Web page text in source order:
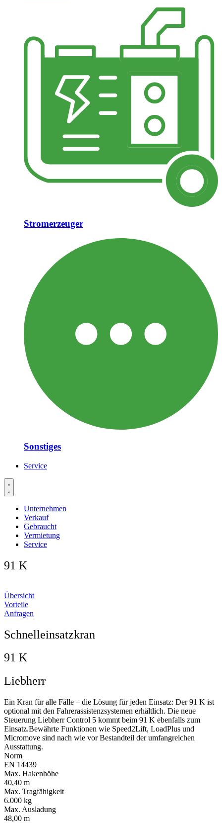
Stromerzeuger
Sonstiges
Service
Unternehmen
Verkauf
Gebraucht
Vermietung
Service
91 K
Übersicht
Vorteile
Anfragen
Schnelleinsatzkran
91 K
Liebherr
Ein Kran für alle Fälle – die Lösung für jeden Einsatz: Der 91 K ist
optional mit den Fahrerassistenzsystemen erhältlich. Die neue
Steuerung Liebherr Control 5 kommt beim 91 K ebenfalls zum
Einsatz.Bewährte Funktionen wie Speed2Lift, LoadPlus und
Micromove sind nach wie vor Bestandteil der umfangreichen
Ausstattung.
Norm
EN 14439
Max. Hakenhöhe
40,40 m
Max. Tragfähigkeit
6.000 kg
Max. Ausladung
48,00 m